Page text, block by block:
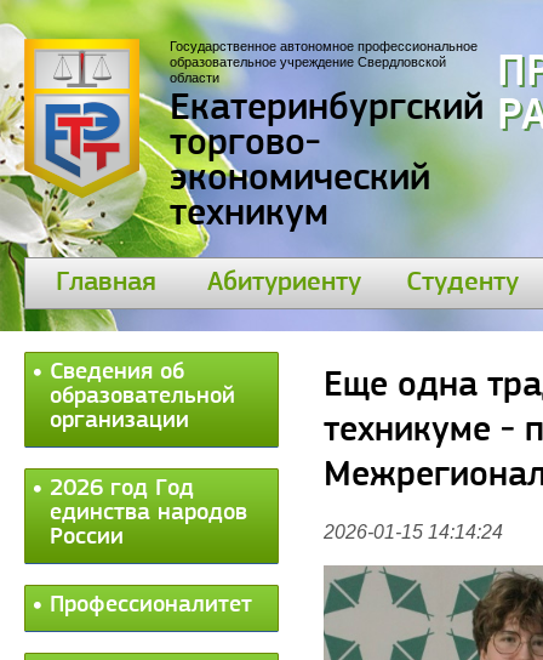
Государственное автономное профессиональное
образовательное учреждение Свердловской
области
Екатеринбургский
торгово-
экономический
техникум
Главная Абитуриенту Студенту
Сведения об
образовательной
организации
2026 год Год
единства народов
России
Профессионалитет
Еще одна
техникуме -
2026-01-15 14:14:24